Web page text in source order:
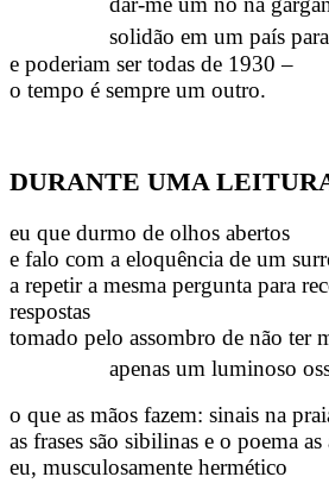
solidão em um país
e poderiam ser todas de 1930 –
o tempo é sempre um outro.
DURANTE UMA
eu que durmo de olhos abertos
e falo com a eloquência de um
a repetir a mesma pergunta para
respostas
tomado pelo assombro de não ter
apenas um luminoso
o que as mãos fazem: sinais na
as frases são sibilinas e o poema
eu, musculosamente hermético